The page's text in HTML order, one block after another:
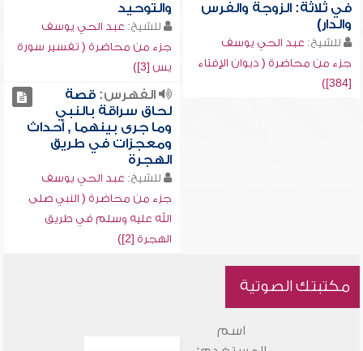
في ثلاثة: الزوجة والفرس
والدار)
للشيخ: عبد الحي يوسف
جزء من محاضرة ( ديوان الإفتاء
[384])
والتوحيد
للشيخ: عبد الحي يوسف
جزء من محاضرة ( تفسير سورة
يس [3])
الفهرس:قصة
لحاق سراقة بالنبي
وما جرى بينهما , أحداث
ومعجزات في طريق
الهجرة
للشيخ: عبد الحي يوسف
جزء من محاضرة ( النبي صلى
الله عليه وسلم في طريق
الهجرة [2])
مكتبتك الصوتية
اسم